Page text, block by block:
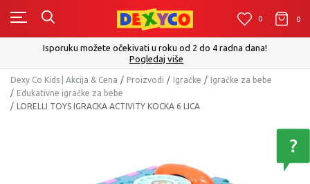
0 0 0
Isporuku možete očekivati u roku od 2 do 4 radna dana!
Pogledaj više
Dexy Co Kids | Akcija & Cena Proizvodi Igračke
Igračke za bebe
Edukativne igračke za bebe
LORELLI TOYS IGRACKA ACTIVITY KOCKA 6 LICA